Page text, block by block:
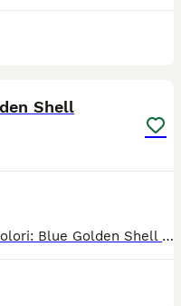
Shell
Allevamento riconosciuto ANFI a Monza Colori: Blue Golden Shell Maschio Il gattino sarà ceduto con : - PEDIGREE ANFI - microchip, - libretto sanitario, - certificato di buona salute - registrazione al ASL - passaggio di proprietà - completamente sverminato - svezzato - completamente vaccinato - start kit kitten (crocchette, umido, gioco, etc) - assistenza post vendita Test negativi di PKD, FELV, FIV sono depositati a ANFI Il prezzo 1000 euro